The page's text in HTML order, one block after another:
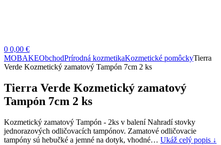
0 0,00 €
MOBAKEObchodPrírodná kozmetikaKozmetické pomôckyTierra
Verde Kozmetický zamatový Tampón 7cm 2 ks
Tierra Verde Kozmetický zamatový
Tampón 7cm 2 ks
Kozmetický zamatový Tampón - 2ks v balení Nahradí stovky
jednorazových odličovacích tampónov. Zamatové odličovacie
tampóny sú hebučké a jemné na dotyk, vhodné… Ukáž celý popis ↓